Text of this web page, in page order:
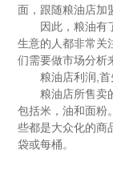
面，跟随粮油店加
因此，粮油有
生意的人都非常关
们需要做市场分析
粮油店利润,
粮油店所售卖
包括米，油和面粉
些都是大众化的商
袋或每桶。